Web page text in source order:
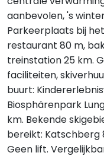
aanbevolen, 's
Parkeerplaats bij
restaurant 80 m,
treinstation 25 km.
faciliteiten,
buurt:
Biosphärenpark
km. Bekende
bereikt: Katschberg
Geen lift.